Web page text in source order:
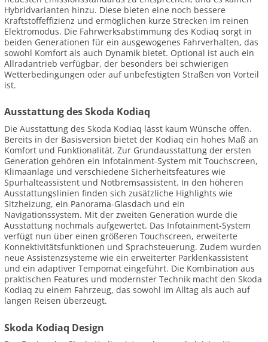
Hybridvarianten hinzu. Diese bieten eine noch bessere
Kraftstoffeffizienz und ermöglichen kurze Strecken im reinen
Elektromodus. Die Fahrwerksabstimmung des Kodiaq sorgt in
beiden Generationen für ein ausgewogenes Fahrverhalten, das
sowohl Komfort als auch Dynamik bietet. Optional ist auch ein
Allradantrieb verfügbar, der besonders bei schwierigen
Wetterbedingungen oder auf unbefestigten Straßen von Vorteil
ist.
Ausstattung des Skoda Kodiaq
Die Ausstattung des Skoda Kodiaq lässt kaum Wünsche offen.
Bereits in der Basisversion bietet der Kodiaq ein hohes Maß an
Komfort und Funktionalität. Zur Grundausstattung der ersten
Generation gehören ein Infotainment-System mit Touchscreen,
Klimaanlage und verschiedene Sicherheitsfeatures wie
Spurhalteassistent und Notbremsassistent. In den höheren
Ausstattungslinien finden sich zusätzliche Highlights wie
Sitzheizung, ein Panorama-Glasdach und ein
Navigationssystem. Mit der zweiten Generation wurde die
Ausstattung nochmals aufgewertet. Das Infotainment-System
verfügt nun über einen größeren Touchscreen, erweiterte
Konnektivitätsfunktionen und Sprachsteuerung. Zudem wurden
neue Assistenzsysteme wie ein erweiterter Parklenkassistent
und ein adaptiver Tempomat eingeführt. Die Kombination aus
praktischen Features und modernster Technik macht den Skoda
Kodiaq zu einem Fahrzeug, das sowohl im Alltag als auch auf
langen Reisen überzeugt.
Skoda Kodiaq Design